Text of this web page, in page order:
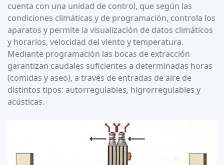
cuenta con una unidad de control, que según las
condiciones climáticas y de programación, controla los
aparatos y permite la visualización de datos climáticos
y horarios, velocidad del viento y temperatura.
Mediante programación las bocas de extracción
garantizan caudales suficientes a determinadas horas
(comidas y aseo), a través de entradas de aire de
distintos tipos: autorregulables, higrorregulables y
acústicas.